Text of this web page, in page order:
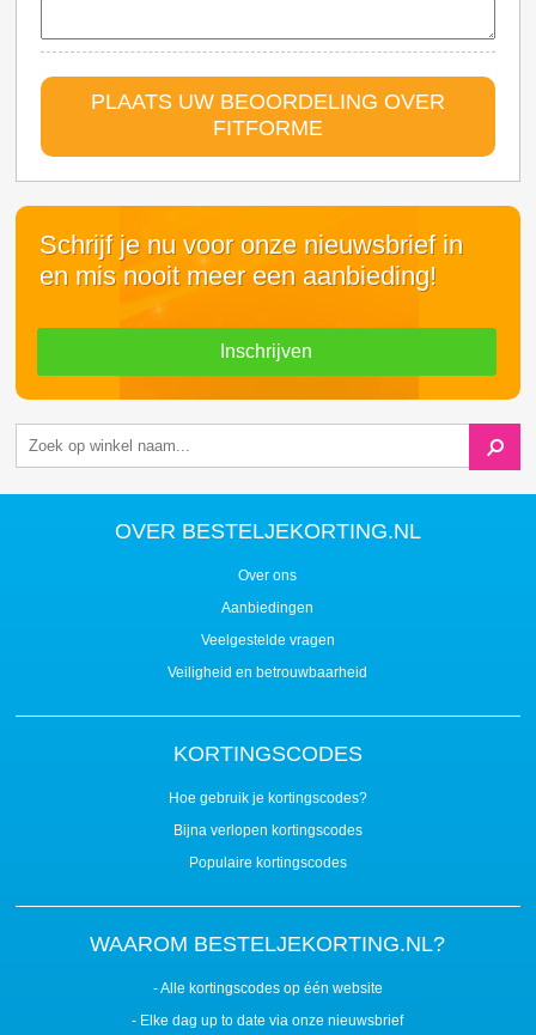
PLAATS UW BEOORDELING OVER
FITFORME
Schrijf je nu voor onze nieuwsbrief in
en mis nooit meer een aanbieding!
Inschrijven
OVER BESTELJEKORTING.NL
Over ons
Aanbiedingen
Veelgestelde vragen
Veiligheid en betrouwbaarheid
KORTINGSCODES
Hoe gebruik je kortingscodes?
Bijna verlopen kortingscodes
Populaire kortingscodes
WAAROM BESTELJEKORTING.NL?
- Alle kortingscodes op één website
- Elke dag up to date via onze nieuwsbrief